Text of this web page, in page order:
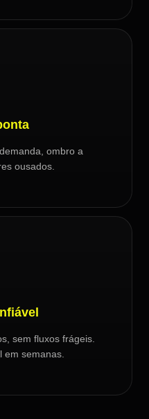
ombro a
ousados.
sem fluxos frágeis.
em semanas.